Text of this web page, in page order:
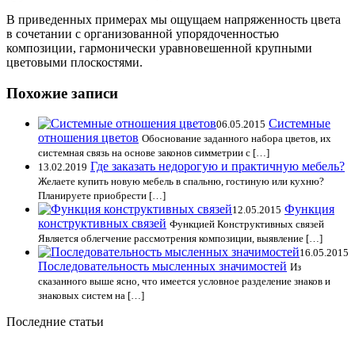
В приведенных примерах мы ощущаем напряженность цвета
в сочетании с организованной упорядоченностью
композиции, гармонически уравновешенной крупными
цветовыми плоскостями.
Похожие записи
06.05.2015 Системные
отношения цветов Обоснование заданного набора цветов, их
системная связь на основе законов симметрии с […]
13.02.2019 Где заказать недорогую и практичную мебель?
Желаете купить новую мебель в спальню, гостиную или кухню?
Планируете приобрести […]
12.05.2015 Функция
конструктивных связей Функцией Конструктивных связей
Является облегчение рассмотрения композиции, выявление […]
16.05.2015
Последовательность мысленных значимостей Из
сказанного выше ясно, что имеется условное разделение знаков и
знаковых систем на […]
Последние статьи